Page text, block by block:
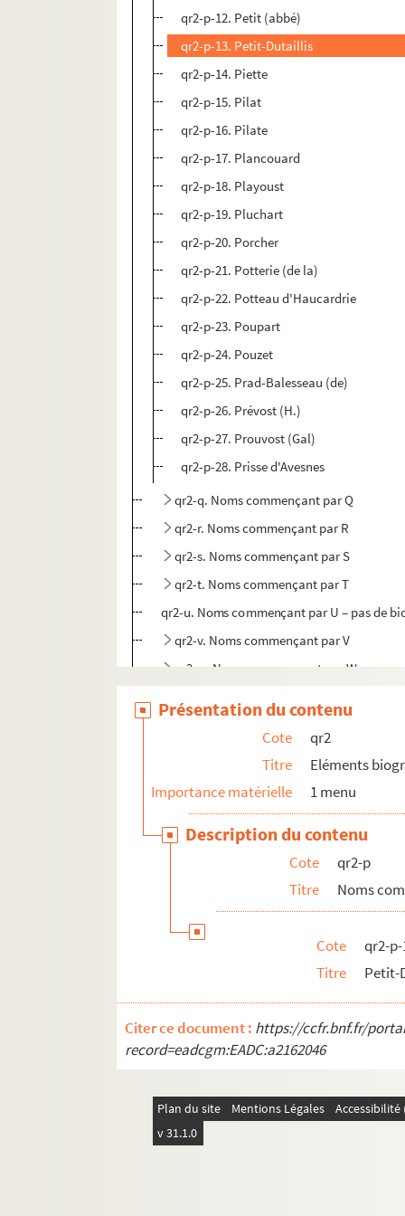
qr2-p-12. Petit (abbé)
qr2-p-13. Petit-Dutaillis
qr2-p-14. Piette
qr2-p-15. Pilat
qr2-p-16. Pilate
qr2-p-17. Plancouard
qr2-p-18. Playoust
qr2-p-19. Pluchart
qr2-p-20. Porcher
qr2-p-21. Potterie (de la)
qr2-p-22. Potteau d'Haucardrie
qr2-p-23. Poupart
qr2-p-24. Pouzet
qr2-p-25. Prad-Balesseau (de)
qr2-p-26. Prévost (H.)
qr2-p-27. Prouvost (Gal)
qr2-p-28. Prisse d'Avesnes
qr2-q. Noms commençant par Q
qr2-r. Noms commençant par R
qr2-s. Noms commençant par S
qr2-t. Noms commençant par T
qr2-u. Noms commençant par U – pas de
qr2-v. Noms commençant par V
qr2-w. Noms commençant par W
qr3. Documents anciens : villes par
qr6. Brochures et prospectus
qr7. Documents recueillis par M. Martin
qr7-bis. Cartes des 17e et 18e siècles
qr8. I à IX - Mémoires imprimées
qr9. Documents divers
qr11. Factum issus du Don rombaut
qr5. Documentation pour travaux à publier
qr13. Documents Quarré-Reybourbon
qr14. Ouvrages de Quarré-Reybourbon
c64-3. Carton 64-3 : Lithographies de
pf65. Portefeuille 65 : Pièces concernant la
Présentation du contenu
Cote
qr2
Titre
Eléments
Importance matérielle
1 menu
Description du contenu
Cote
qr2-p
Titre
Noms
Cote
qr2-
Titre
Petit-
Citer ce document : https://ccfr.bnf.fr/
record=eadcgm:EADC:a2162046
Plan du site Mentions Légales
v 31.1.0